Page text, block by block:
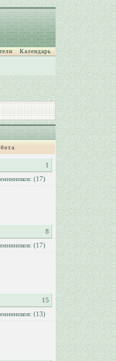
Календарь
1
(17)
8
(17)
15
(13)